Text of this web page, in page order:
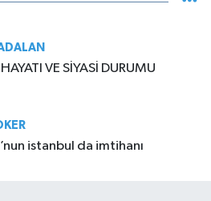
VE SİYASİ DURUMU
istanbul da imtihanı